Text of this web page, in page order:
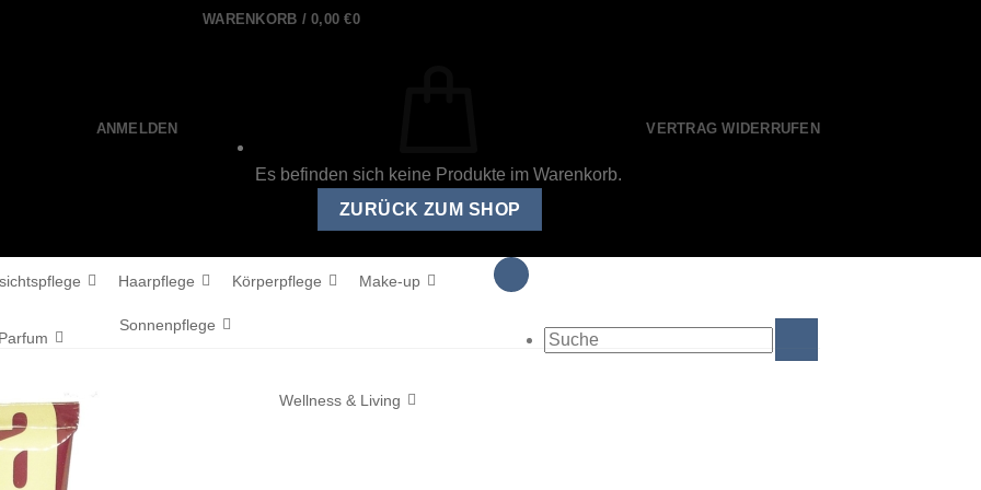
ANMELDEN
WARENKORB /0,00€0
Es befinden sich keine Produkte im Warenkorb.
ZURÜCK ZUM SHOP
VERTRAG WIDERRUFEN
Haarpflege Körperpflege Make-up
Parfum
Sonnenpflege
Wellness & Living
Suche